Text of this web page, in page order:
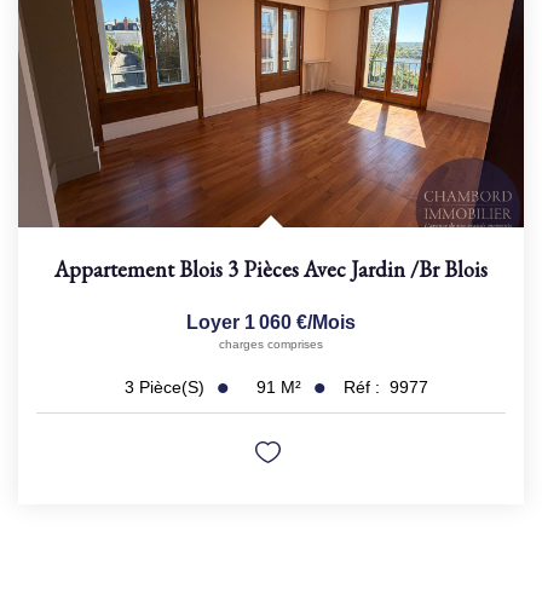
Nos Témoignages
Contact
ESPACE CLIENT
Appartement Blois 3 Pièces Avec Jardin/brBlois
Loyer 1 060 €/mois
charges comprises
3 Pièce(s) 91 M² Réf : 9977